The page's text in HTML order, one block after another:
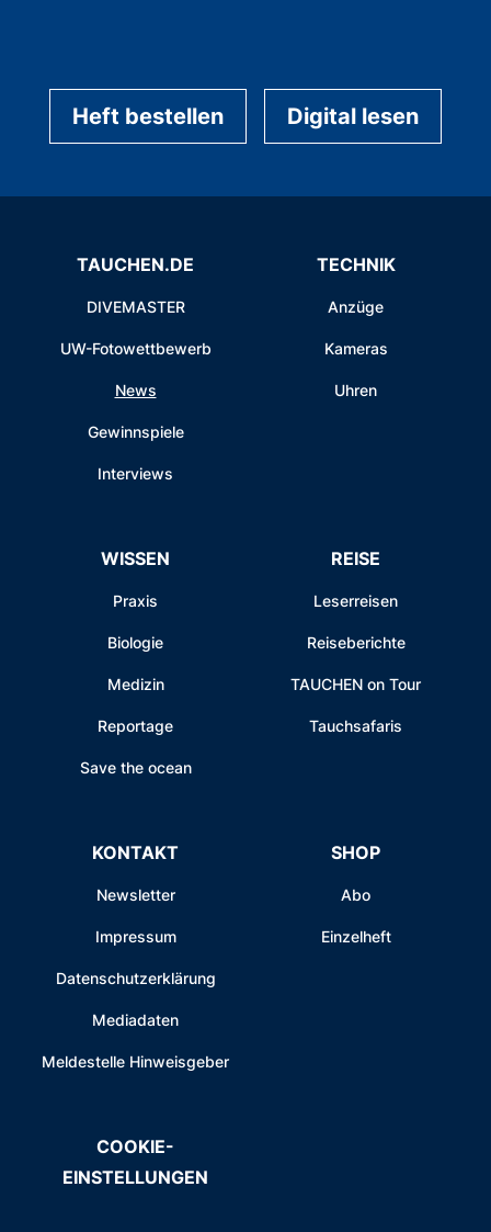
Heft bestellen Digital lesen
TAUCHEN.DE
DIVEMASTER
UW-Fotowettbewerb
News
Gewinnspiele
Interviews
TECHNIK
Anzüge
Kameras
Uhren
WISSEN
Praxis
Biologie
Medizin
Reportage
Save the ocean
REISE
Leserreisen
Reiseberichte
TAUCHEN on Tour
Tauchsafaris
KONTAKT
Newsletter
Impressum
Datenschutzerklärung
Mediadaten
Meldestelle Hinweisgeber
SHOP
Abo
Einzelheft
COOKIE-
EINSTELLUNGEN